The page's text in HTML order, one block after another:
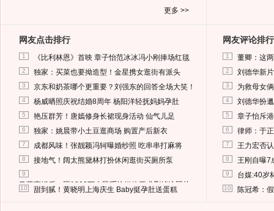
更多 >>
网友点击排行
1 《比利林恩》首映 章子怡范冰冰冯小刚捧场红毯
2 独家：买菜也要拗造型！金星携女逛街有派头
3 京东和奶茶哪个更重要？刘强东的回答全场大笑！
4 杨威晒照庆祝结婚8周年 杨阳洋轻抚妈妈孕肚
5 艳压群芳！唐嫣修身长裙现身活动 仙气儿足
6 独家：姚晨带小土豆逛商场 购置产后新衣
7 成都风味！张靓颖冯轲曝婚纱照 吃串串打麻将
8 接地气！阔太熊黛林打扮休闲逛街买厕所泵
9
马蓉离婚后，砸1000万人民币给媒体要求删掉这照片
10 甜到腻！黄晓明上海庆生 Baby挺孕肚送蛋糕
网友评论排行
1 董卿：这
2 刘德华新
3 为救母女
4 刘德华扮
5 章子怡斥
6 律师：于
7 王力宏否
8 王刚自曝7
9 台媒:40岁
10 陈冠希：